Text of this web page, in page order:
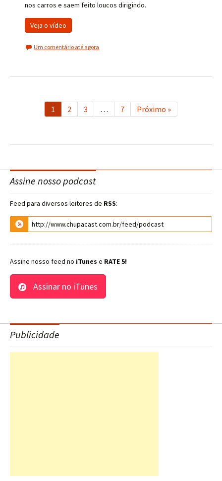
nos carros e saem feito loucos dirigindo.
Veja o vídeo
Um comentário até agora
1 2 3 … 7 Próximo »
Assine nosso podcast
Feed para diversos leitores de RSS:
Assine nosso feed no iTunes e RATE 5!
Assinar no iTunes
Publicidade